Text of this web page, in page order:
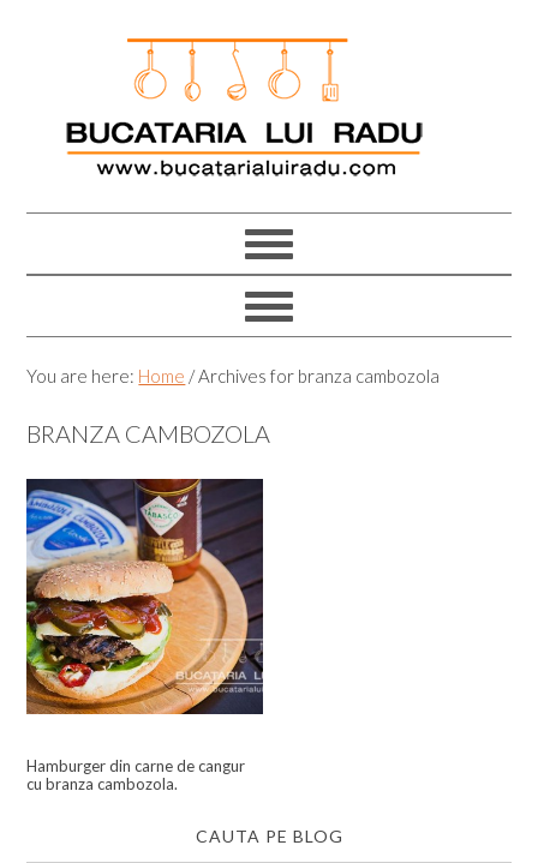
You are here: Home /Archives for branza cambozola
BRANZA CAMBOZOLA
Hamburger din carne de cangur
cu branza cambozola.
CAUTA PE BLOG